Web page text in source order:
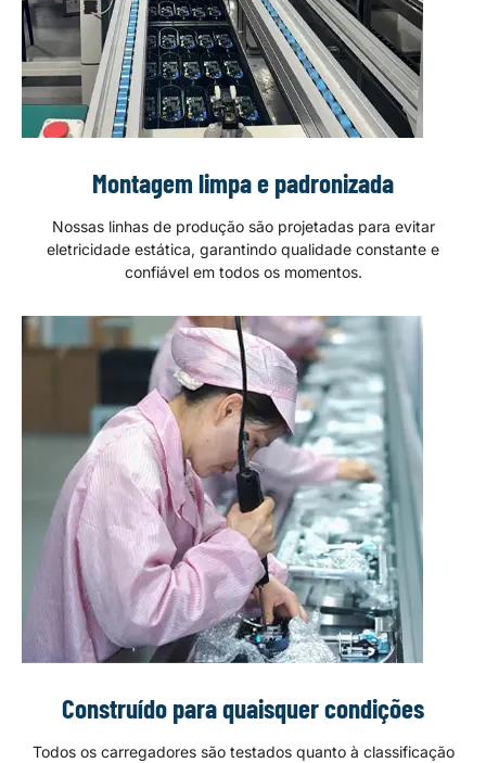
Montagem limpa e padronizada
Nossas linhas de produção são projetadas para evitar
eletricidade estática, garantindo qualidade constante e
confiável em todos os momentos.
Construído para quaisquer condições
Todos os carregadores são testados quanto à classificação